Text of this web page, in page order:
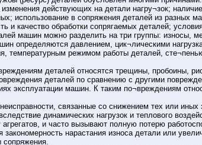
действующих на детали нагру¬зок;
использование в сопряжения деталей из разных
и качество обработки сопрягаемых деталей;
машин можно разделить на три группы: износы,
определяются давлением, цик¬лическими
температурным режимом работы деталей,
деталей относятся трещины, пробоины,
деталей по сравнению с другими
эксплуатации машин. К таким по¬вреждениям
связанные со снижением тех или
динамических нагрузок и теплового
и часто вызывают полную потерю
закономерность нарастания износа детали или
сопряжения.